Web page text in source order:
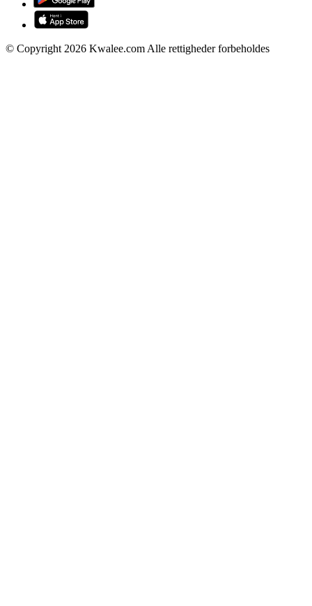
© Copyright 2026 Kwalee.com Alle rettigheder forbeholdes